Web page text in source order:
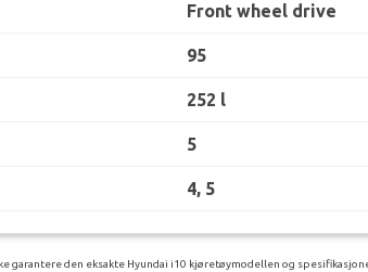
Front wheel drive
95
252 l
5
4, 5
garantere den eksakte Hyundai i10 kjøretøymodellen og